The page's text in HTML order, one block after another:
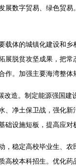
数字贸易、绿色贸
体的城镇化建设和
脱贫攻坚成果，把
。加强主要海湾整体
造。制定能源强国
净土保卫战，强化
设施短板，提高应对
稳定高校毕业生、
校本科招生。优化